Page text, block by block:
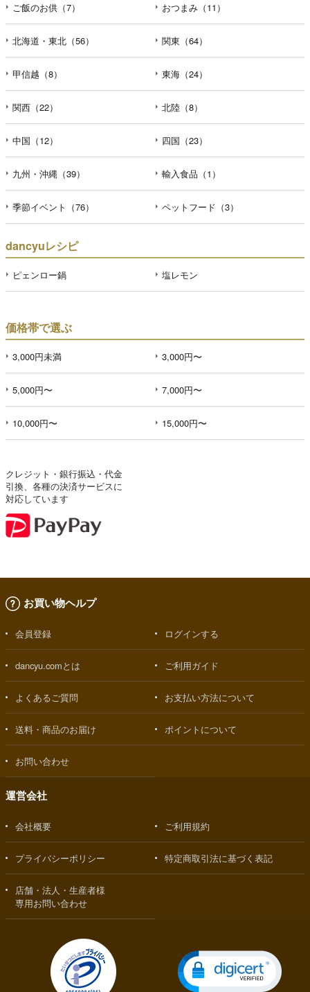
ご飯のお供（7） おつまみ（11）
北海道・東北（56） 関東（64）
甲信越（8） 東海（24）
関西（22） 北陸（8）
中国（12） 四国（23）
九州・沖縄（39） 輸入食品（1）
季節イベント（76） ペットフード（3）
dancyuレシピ
ピェンロー鍋 塩レモン
価格帯で選ぶ
3,000円未満 3,000円〜
5,000円〜 7,000円〜
10,000円〜 15,000円〜
クレジット・銀行振込・代金
引換、各種の決済サービスに
対応しています
お買い物ヘルプ
会員登録 ログインする
dancyu.comとは ご利用ガイド
よくあるご質問 お支払い方法について
送料・商品のお届け ポイントについて
お問い合わせ
運営会社
会社概要 ご利用規約
プライバシーポリシー 特定商取引法に基づく表記
店舗・法人・生産者様
専用お問い合わせ